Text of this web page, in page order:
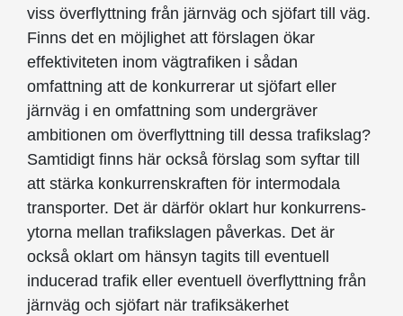
viss överflyttning från järnväg och sjöfart till väg.
Finns det en möjlighet att förslagen ökar
effektiviteten inom vägtrafiken i sådan
omfattning att de konkurrerar ut sjöfart eller
järnväg i en omfattning som undergräver
ambitionen om överflyttning till dessa trafikslag?
Samtidigt finns här också förslag som syftar till
att stärka konkurrenskraften för intermodala
transporter. Det är därför oklart hur konkurrens­
ytorna mellan trafikslagen påverkas. Det är
också oklart om hänsyn tagits till eventuell
inducerad trafik eller eventuell överflyttning från
järnväg och sjöfart när trafiksäkerhet